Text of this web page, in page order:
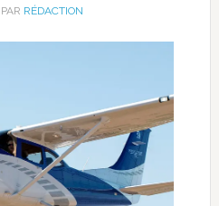
PAR RÉDACTION